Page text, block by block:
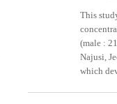
This
(male :
Najusi,
which